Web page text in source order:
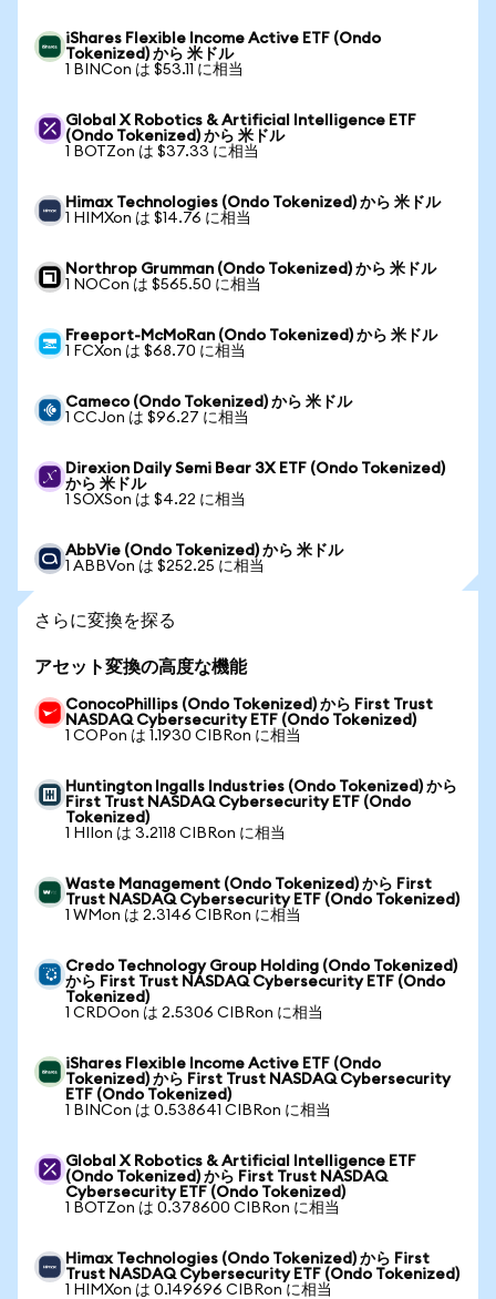
iShares Flexible Income Active ETF (Ondo
Tokenized) から 米ドル
1 BINCon は $53.11 に相当
Global X Robotics & Artificial Intelligence ETF
(Ondo Tokenized) から 米ドル
1 BOTZon は $37.33 に相当
Himax Technologies (Ondo Tokenized) から 米ドル
1 HIMXon は $14.76 に相当
Northrop Grumman (Ondo Tokenized) から 米ドル
1 NOCon は $565.50 に相当
Freeport-McMoRan (Ondo Tokenized) から 米ドル
1 FCXon は $68.70 に相当
Cameco (Ondo Tokenized) から 米ドル
1 CCJon は $96.27 に相当
Direxion Daily Semi Bear 3X ETF (Ondo Tokenized)
から 米ドル
1 SOXSon は $4.22 に相当
AbbVie (Ondo Tokenized) から 米ドル
1 ABBVon は $252.25 に相当
さらに変換を探る
アセット変換の高度な機能
ConocoPhillips (Ondo Tokenized) から First Trust
NASDAQ Cybersecurity ETF (Ondo Tokenized)
1 COPon は 1.1930 CIBRon に相当
Huntington Ingalls Industries (Ondo Tokenized) から
First Trust NASDAQ Cybersecurity ETF (Ondo
Tokenized)
1 HIIon は 3.2118 CIBRon に相当
Waste Management (Ondo Tokenized) から First
Trust NASDAQ Cybersecurity ETF (Ondo Tokenized)
1 WMon は 2.3146 CIBRon に相当
Credo Technology Group Holding (Ondo Tokenized)
から First Trust NASDAQ Cybersecurity ETF (Ondo
Tokenized)
1 CRDOon は 2.5306 CIBRon に相当
iShares Flexible Income Active ETF (Ondo
Tokenized) から First Trust NASDAQ Cybersecurity
ETF (Ondo Tokenized)
1 BINCon は 0.538641 CIBRon に相当
Global X Robotics & Artificial Intelligence ETF
(Ondo Tokenized) から First Trust NASDAQ
Cybersecurity ETF (Ondo Tokenized)
1 BOTZon は 0.378600 CIBRon に相当
Himax Technologies (Ondo Tokenized) から First
Trust NASDAQ Cybersecurity ETF (Ondo Tokenized)
1 HIMXon は 0.149696 CIBRon に相当